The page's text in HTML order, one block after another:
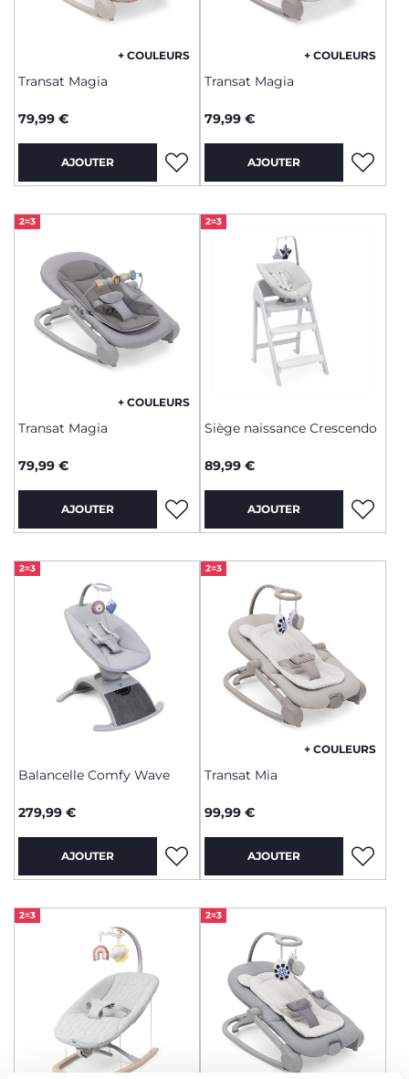
+ COULEURS
Transat Magia
79,99 €
AJOUTER
+ COULEURS
Transat Magia
79,99 €
AJOUTER
2=3
+ COULEURS
Transat Magia
79,99 €
AJOUTER
2=3
Siège naissance Crescendo
89,99 €
AJOUTER
2=3
Balancelle Comfy Wave
279,99 €
AJOUTER
2=3
+ COULEURS
Transat Mia
99,99 €
AJOUTER
2=3 2=3